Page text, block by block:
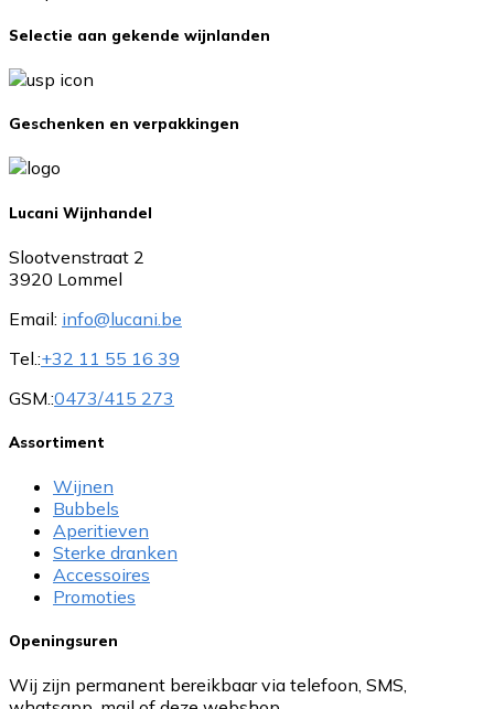
Selectie aan gekende wijnlanden
Geschenken en verpakkingen
Lucani Wijnhandel
Slootvenstraat 2
3920 Lommel
Email: info@lucani.be
Tel.:+32 11 55 16 39
GSM.:0473/415 273
Assortiment
Wijnen
Bubbels
Aperitieven
Sterke dranken
Accessoires
Promoties
Openingsuren
Wij zijn permanent bereikbaar via telefoon, SMS,